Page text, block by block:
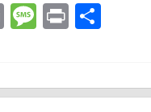
EmailMessage
Print